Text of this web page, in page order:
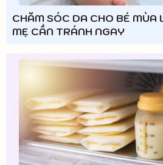
CHĂM SÓC DA CHO BÉ MÙA
MẸ CẦN TRÁNH NGAY